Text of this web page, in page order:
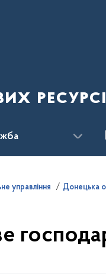
управління Донецька